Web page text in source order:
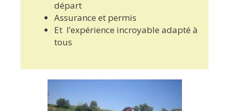
départ
Assurance et permis
Et l’expérience incroyable adapté à
tous